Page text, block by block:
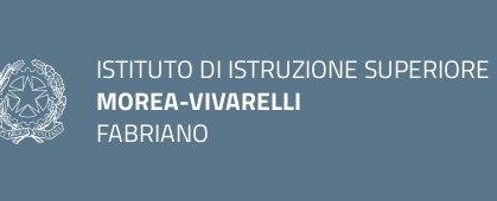
ISTITUTO DI ISTRUZIONE SUPERIORE
MOREA-VIVARELLI
FABRIANO